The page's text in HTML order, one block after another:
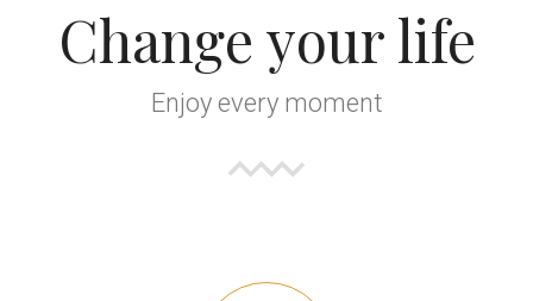
Change your life
Enjoy every moment